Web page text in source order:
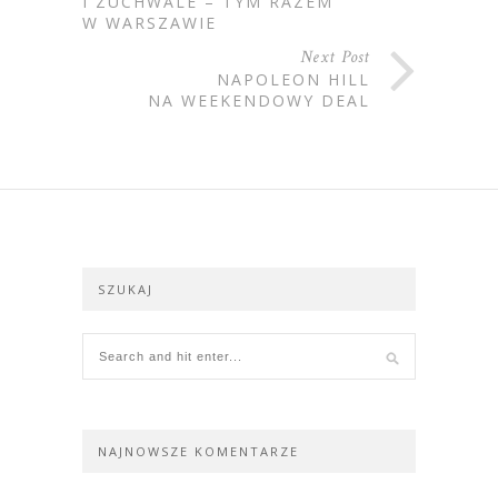
W WARSZAWIE
Next Post
NAPOLEON HILL
NA WEEKENDOWY DEAL
SZUKAJ
NAJNOWSZE KOMENTARZE